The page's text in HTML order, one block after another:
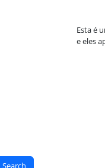
Search
Esta é
e eles